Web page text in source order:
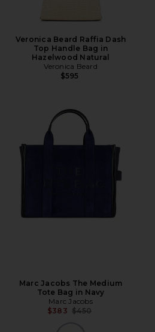
Veronica Beard Raffia Dash
Top Handle Bag in
Hazelwood Natural
Veronica Beard
$595
Marc Jacobs The Medium
Tote Bag in Navy
Marc Jacobs
$383 Precio anterior:
$450